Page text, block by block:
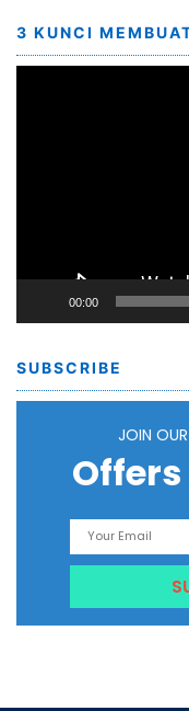
3 KUNCI
00:00
SUBSCRIBE
JOIN